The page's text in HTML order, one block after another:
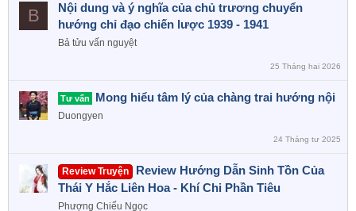
B
Nội dung và ý nghĩa của chủ trương chuyển
hướng chỉ đạo chiến lược 1939 - 1941
Bả tửu vấn nguyệt
25 Tháng hai 2026
Tư vấn Mong hiểu tâm lý của chàng trai hướng nội
Duongyen
24 Tháng tư 2025
Review Truyện
Review Hướng Dẫn Sinh Tồn Của
Thái Y Hắc Liên Hoa - Khí Chi Phần Tiêu
Phượng Chiếu Ngọc